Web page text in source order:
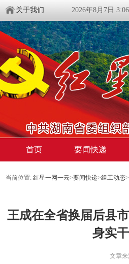
关于我们 2026年8月7日
首页 要闻快递
当前位置: 红星一网一云>要闻快递>组工动态>
王成在全省换届后县
身实
文章